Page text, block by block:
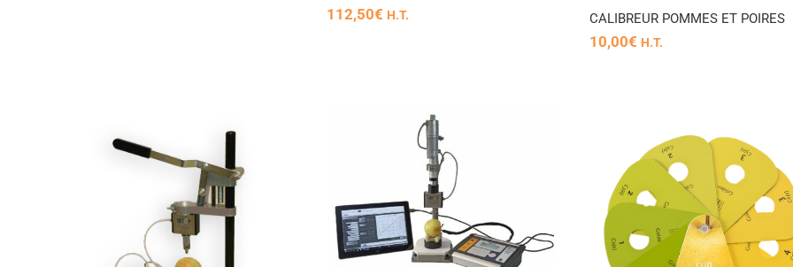
112,50€ H.T. CALIBREUR POMMES ET POIRES
10,00€ H.T.
PÉNÉFEL MOTORISÉ II
PLANCHE
COLORIMETRIQUE
GOLDEN